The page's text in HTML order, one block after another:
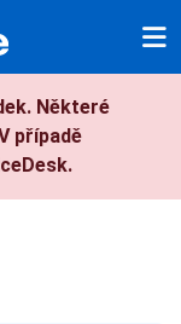
Některé
případě